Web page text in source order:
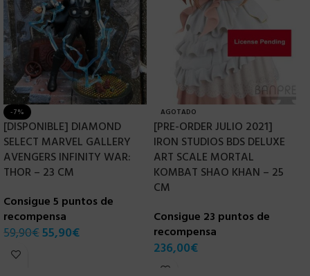
-7%
[DISPONIBLE] DIAMOND
SELECT MARVEL GALLERY
AVENGERS INFINITY WAR:
THOR – 23 CM
Consigue 5 puntos de
recompensa
59,90€55,90€
AGOTADO
[PRE-ORDER JULIO 2021]
IRON STUDIOS BDS DELUXE
ART SCALE MORTAL
KOMBAT SHAO KHAN – 25
CM
Consigue 23 puntos de
recompensa
236,00€